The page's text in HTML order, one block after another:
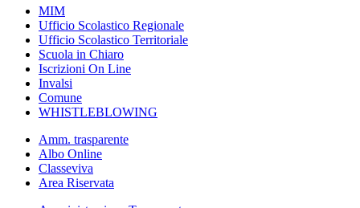
MIM
Ufficio Scolastico Regionale
Ufficio Scolastico Territoriale
Scuola in Chiaro
Iscrizioni On Line
Invalsi
Comune
WHISTLEBLOWING
Amm. trasparente
Albo Online
Classeviva
Area Riservata